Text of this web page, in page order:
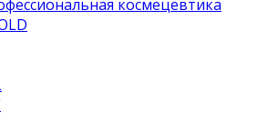
космецевтика